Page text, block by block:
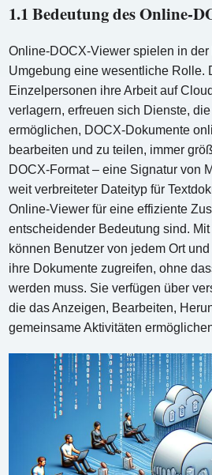
1.1 Bedeutung des Online-
Online-DOCX-Viewer spielen in
Umgebung eine wesentliche Rolle.
Einzelpersonen ihre Arbeit auf
verlagern, erfreuen sich Dienste,
ermöglichen, DOCX-Dokumente
bearbeiten und zu teilen, immer
DOCX-Format – eine Signatur von
weit verbreiteter Dateityp für
Online-Viewer für eine effiziente
entscheidender Bedeutung sind.
können Benutzer von jedem Ort
ihre Dokumente zugreifen, ohne
werden muss. Sie verfügen über
die das Anzeigen, Bearbeiten,
gemeinsame Aktivitäten